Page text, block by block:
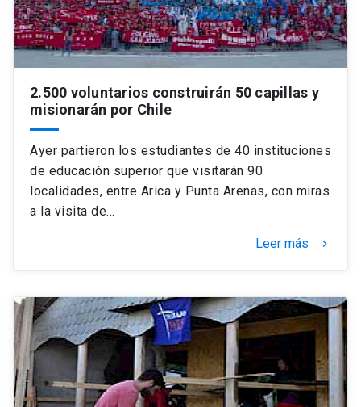
2.500 voluntarios construirán 50 capillas y
misionarán por Chile
Ayer partieron los estudiantes de 40 instituciones
de educación superior que visitarán 90
localidades, entre Arica y Punta Arenas, con miras
a la visita de…
Leer más keyboard_arrow_right